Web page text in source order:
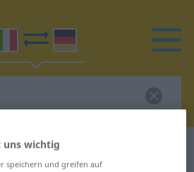
Wörterbuch
uns wichtig
speichern und greifen auf